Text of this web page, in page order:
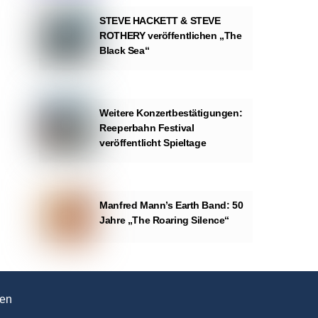
STEVE HACKETT & STEVE
ROTHERY veröffentlichen „The
Black Sea“
Weitere Konzertbestätigungen:
Reeperbahn Festival
veröffentlicht Spieltage
Manfred Mann’s Earth Band: 50
Jahre „The Roaring Silence“